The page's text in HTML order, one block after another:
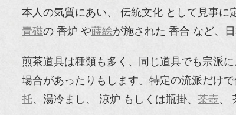
本人の気質にあい、 伝統文化 として見事に
青磁の 香炉 や蒔絵が施された 香合 など、
煎茶道具は種類も多く、同じ道具でも宗派
場合があったりもします。特定の流派だけ
托、湯冷まし、 涼炉 もしくは瓶掛、 茶壺、